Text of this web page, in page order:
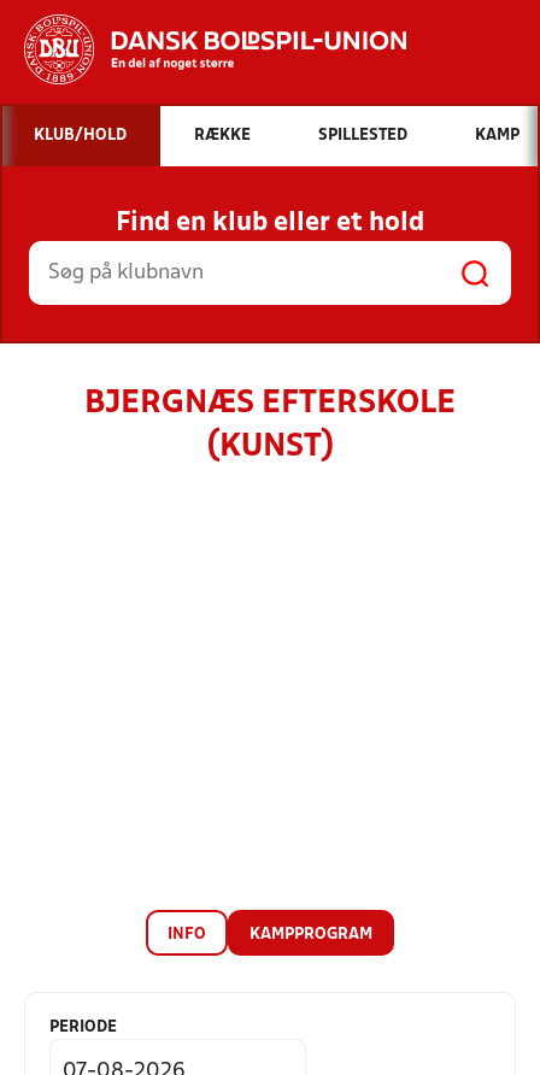
Hvad vil du søge efter?
INDHOLD OG NYHEDER
STILLINGER, RESULTATER, KLUBBER OG
HOLD
KLUB/HOLD RÆKKE SPILLESTED KAMP
Find en klub eller et hold
BJERGNÆS EFTERSKOLE
(KUNST)
INFO KAMPPROGRAM
PERIODE